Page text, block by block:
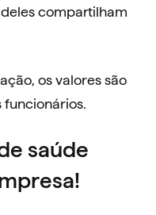
compartilham
os valores são
saúde